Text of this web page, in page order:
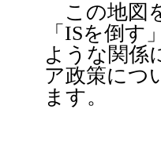
この地図
「 ISを倒す
ような関係
ア政策につ
ます。